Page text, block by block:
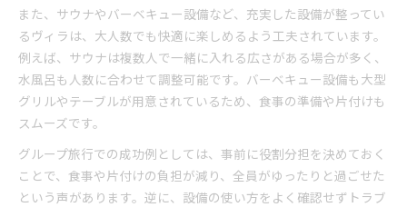
また、サウナやバーベキュー設備など、充実した設備が整ってい
るヴィラは、大人数でも快適に楽しめるよう工夫されています。
例えば、サウナは複数人で一緒に入れる広さがある場合が多く、
水風呂も人数に合わせて調整可能です。バーベキュー設備も大型
グリルやテーブルが用意されているため、食事の準備や片付けも
スムーズです。
グループ旅行での成功例としては、事前に役割分担を決めておく
ことで、食事や片付けの負担が減り、全員がゆったりと過ごせた
という声があります。逆に、設備の使い方をよく確認せずトラブ